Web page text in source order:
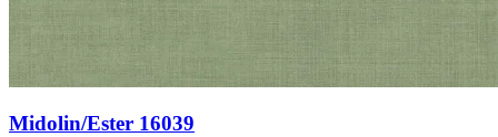
Midolin/Ester 16039